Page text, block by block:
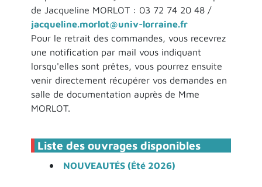
de Jacqueline MORLOT : 03 72 74 20 48 /
jacqueline.morlot@univ-lorraine.fr
Pour le retrait des commandes, vous recevrez
une notification par mail vous indiquant
lorsqu'elles sont prêtes, vous pourrez ensuite
venir directement récupérer vos demandes en
salle de documentation auprès de Mme
MORLOT.
Liste des ouvrages disponibles
NOUVEAUTÉS (Été 2026)